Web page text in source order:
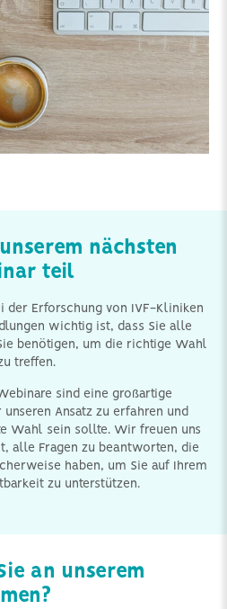
nächsten
teil
der Erforschung von IVF-Kliniken
wichtig ist, dass Sie alle
benötigen, um die richtige Wahl
treffen.
sind eine großartige
Ansatz zu erfahren und
Wahl sein sollte. Wir freuen uns
alle Fragen zu beantworten, die
haben, um Sie auf Ihrem
zu unterstützen.
an unserem